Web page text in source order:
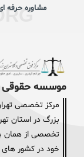
مشاوره
موسسه حقوقی تهران
بزرگ در استان
تخصصی از همان
خود در کشور های